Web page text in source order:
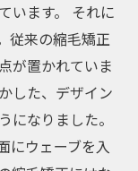
います。 それに
従来の縮毛矯正
が置かれていま
した、デザイン
になりました。
にウェーブを入